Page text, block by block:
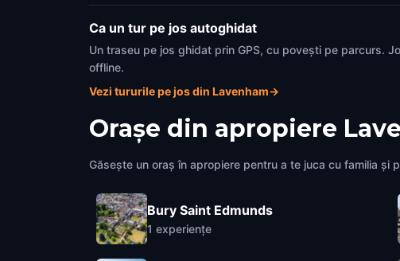
Ca un tur pe jos autoghidat
Un traseu pe jos ghidat prin GPS, cu povești pe parcurs.
offline.
Vezi tururile pe jos din Lavenham→
Orașe din apropiere
Găsește un oraș în apropiere pentru a te juca cu familia și
Bury Saint Edmunds
1 experiențe